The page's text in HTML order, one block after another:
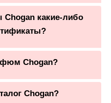
какие-либо
Chogan?
Chogan?